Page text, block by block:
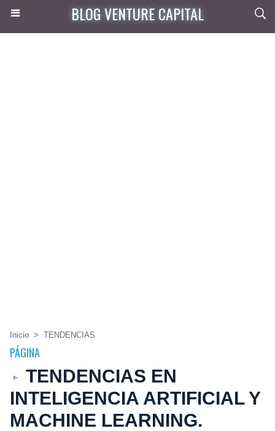
BLOG VENTURE CAPITAL
Inicio > TENDENCIAS
PÁGINA
TENDENCIAS EN
INTELIGENCIA ARTIFICIAL Y
MACHINE LEARNING.